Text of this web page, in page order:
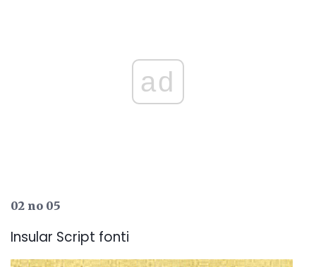
ad
02 no 05
Insular Script fonti